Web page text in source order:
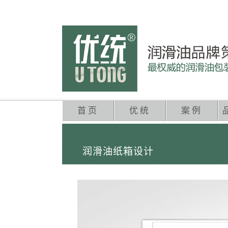
首页 优统 案例
润滑油纸箱设计